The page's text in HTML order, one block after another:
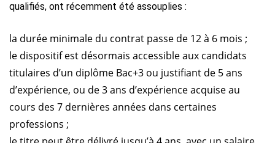
qualifiés, ont récemment été assouplies :
la durée minimale du contrat passe de 12 à 6 mois ;
le dispositif est désormais accessible aux candidats
titulaires d’un diplôme Bac+3 ou justifiant de 5 ans
d’expérience, ou de 3 ans d’expérience acquise au
cours des 7 dernières années dans certaines
professions ;